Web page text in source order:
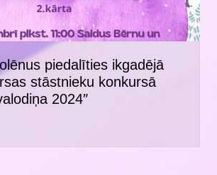
piedalīties ikgadējā
stāstnieku konkursā
2024″